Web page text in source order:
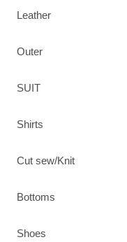
Leather
Outer
SUIT
Shirts
Cut sew/Knit
Bottoms
Shoes